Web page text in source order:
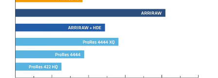
полностью совместимыми с новым кодеком:
Lookфайлы,ARRI Textures,метаданные, аудио и
MXF-контейнеры. Кроме того запись в ARRICORE
ускоряет генерацию прокси-файлов
что делает работу на посте еще более быстрой.